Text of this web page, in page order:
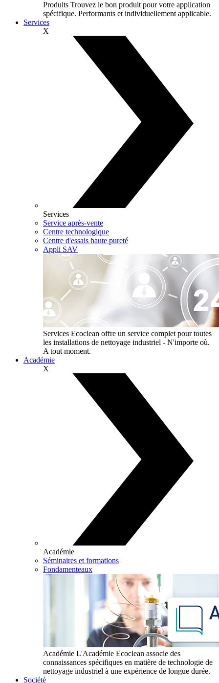
Produits Trouvez le bon produit pour votre application
spécifique. Performants et individuellement applicable.
Services
X
Services
Service après-vente
Centre technologique
Centre d'essais haute pureté
Appli SAV
Services Ecoclean offre un service complet pour toutes
les installations de nettoyage industriel - N'importe où.
A tout moment.
Académie
X
Académie
Séminaires et formations
Fondamenteaux
Académie L'Académie Ecoclean associe des
connaissances spécifiques en matière de technologie de
nettoyage industriel à une expérience de longue durée.
Société